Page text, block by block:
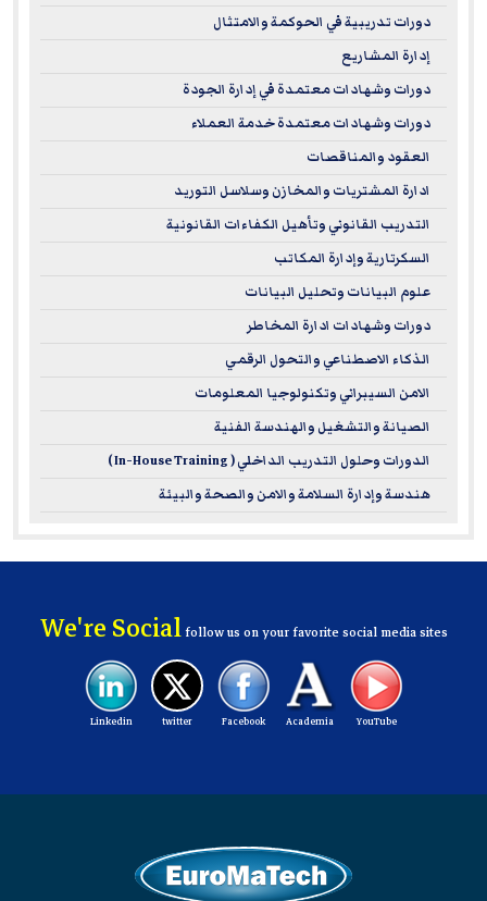
دورات تدريبية في الحوكمة والامتثال
إدارة المشاريع
دورات وشهادات معتمدة في إدارة الجودة
دورات وشهادات معتمدة خدمة العملاء
العقود والمناقصات
ادارة المشتريات والمخازن وسلاسل التوريد
التدريب القانوني وتأهيل الكفاءات القانونية
السكرتارية وإدارة المكاتب
علوم البيانات وتحليل البيانات
دورات وشهادات ادارة المخاطر
الذكاء الاصطناعي والتحول الرقمي
الامن السيبراني وتكنولوجيا المعلومات
الصيانة والتشغيل والهندسة الفنية
الدورات وحلول التدريب الداخلي ( In-House Training )
هندسة وإدارة السلامة والامن والصحة والبيئة
We're Socialfollow us on your favorite social media sites
YouTube
Academia
Facebook
twitter
Linkedin